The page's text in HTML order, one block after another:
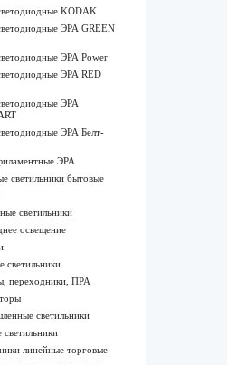
KODAK
ЭРА GREEN
ЭРА Power
ЭРА RED
ЭРА
ЭРА Белт-
ЭРА
светильники бытовые
светильники
освещение
светильники
переходники, ПРА
светильники
светильники
линейные торговые